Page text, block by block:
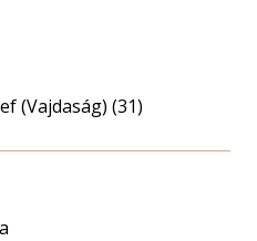
(Vajdaság) (31)